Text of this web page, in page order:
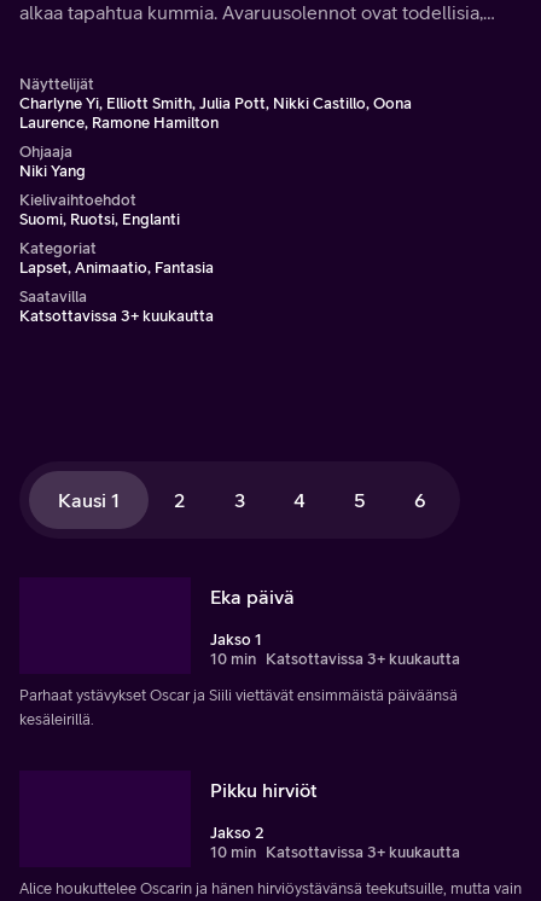
alkaa tapahtua kummia. Avaruusolennot ovat todellisia,
Näyttelijät
Charlyne Yi, Elliott Smith, Julia Pott, Nikki Castillo, Oona
Laurence, Ramone Hamilton
Ohjaaja
Niki Yang
Kielivaihtoehdot
Suomi, Ruotsi, Englanti
Kategoriat
Lapset, Animaatio, Fantasia
Saatavilla
Katsottavissa 3+ kuukautta
Kausi 1 2 3 4 5 6
Eka päivä
Jakso 1
10 min Katsottavissa 3+ kuukautta
Parhaat ystävykset Oscar ja Siili viettävät ensimmäistä päiväänsä
kesäleirillä.
Pikku hirviöt
Jakso 2
10 min Katsottavissa 3+ kuukautta
Alice houkuttelee Oscarin ja hänen hirviöystävänsä teekutsuille, mutta vain